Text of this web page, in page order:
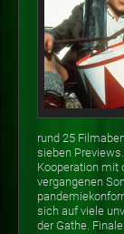
rund 25
sieben
Kooperation mit
vergangenen
sich auf viele
der Gathe.